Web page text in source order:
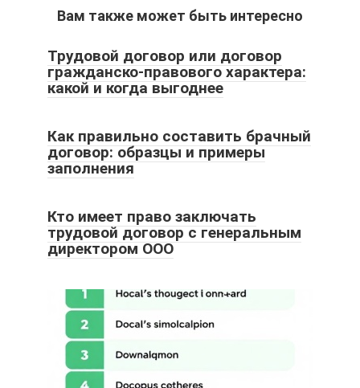
Вам также может быть интересно
Трудовой договор или договор
гражданско-правового характера:
какой и когда выгоднее
Как правильно составить брачный
договор: образцы и примеры
заполнения
Кто имеет право заключать
трудовой договор с генеральным
директором ООО